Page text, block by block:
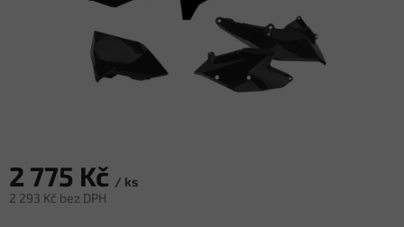
2 775 Kč / ks
2 293 Kč bez DPH